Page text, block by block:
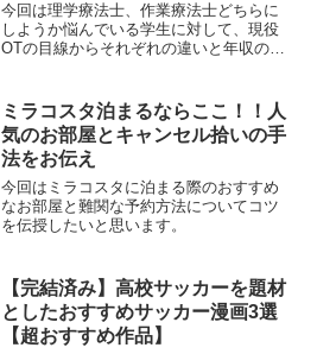
今回は理学療法士、作業療法士どちらに
しようか悩んでいる学生に対して、現役
OTの目線からそれぞれの違いと年収の
ミラコスタ泊まるならここ！！人
気のお部屋とキャンセル拾いの手
法をお伝え
今回はミラコスタに泊まる際のおすすめ
なお部屋と難関な予約方法についてコツ
を伝授したいと思います。
【完結済み】高校サッカーを題材
としたおすすめサッカー漫画3選
【超おすすめ作品】